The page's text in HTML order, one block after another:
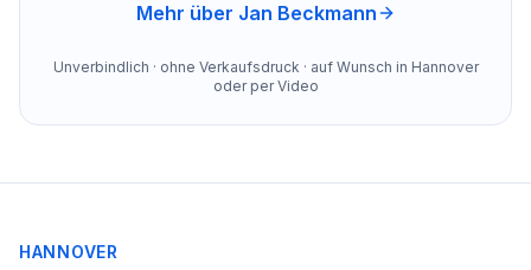
Mehr über Jan Beckmann
Unverbindlich · ohne Verkaufsdruck · auf Wunsch in Hannover
oder per Video
HANNOVER